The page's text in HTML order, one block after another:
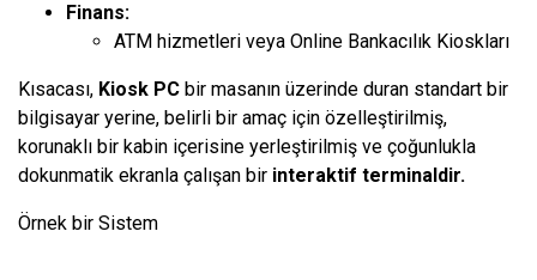
Finans:
ATM hizmetleri veya Online Bankacılık Kioskları
Kısacası, Kiosk PC bir masanın üzerinde duran standart bir
bilgisayar yerine, belirli bir amaç için özelleştirilmiş,
korunaklı bir kabin içerisine yerleştirilmiş ve çoğunlukla
dokunmatik ekranla çalışan bir interaktif terminaldir.
Örnek bir Sistem